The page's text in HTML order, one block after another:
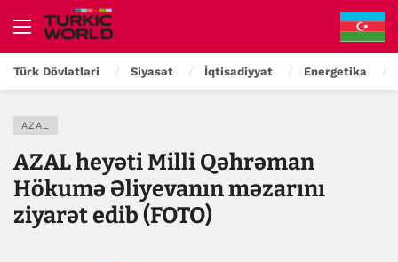
Türk Dövlətləri Siyasət İqtisadiyyat Energetika
AZAL
AZAL heyəti Milli Qəhrəman
Hökumə Əliyevanın məzarını
ziyarət edib (FOTO)